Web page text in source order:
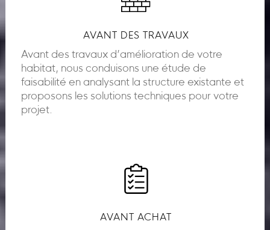
AVANT DES TRAVAUX
Avant des travaux d’amélioration de votre
habitat, nous conduisons une étude de
faisabilité en analysant la structure existante et
proposons les solutions techniques pour votre
projet.
AVANT ACHAT